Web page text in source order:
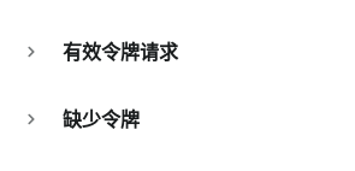
有效令牌请求
缺少令牌